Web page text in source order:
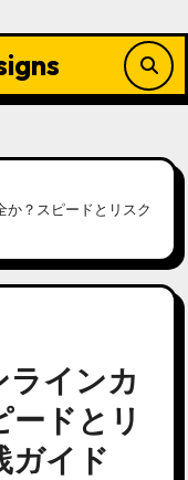
か？スピードとリスク
ラインカ
ードとリ
ガイド